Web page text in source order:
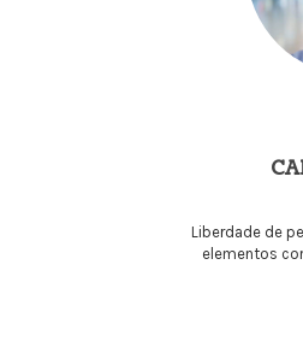
Liberdade de
elementos